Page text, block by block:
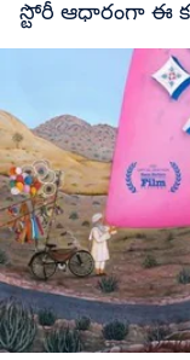
స్టోరీ ఆధారంగా ఈ